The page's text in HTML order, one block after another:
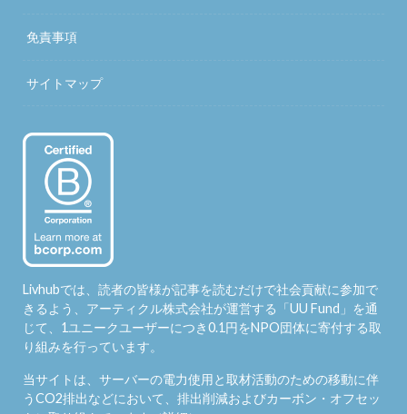
免責事項
サイトマップ
Livhubでは、読者の皆様が記事を読むだけで社会貢献に参加で
きるよう、アーティクル株式会社が運営する「UU Fund 」を通
じて、1ユニークユーザーにつき0.1円をNPO団体に寄付する取
り組みを行っています。
当サイトは、サーバーの電力使用と取材活動のための移動に伴
うCO2排出などにおいて、排出削減およびカーボン・オフセッ